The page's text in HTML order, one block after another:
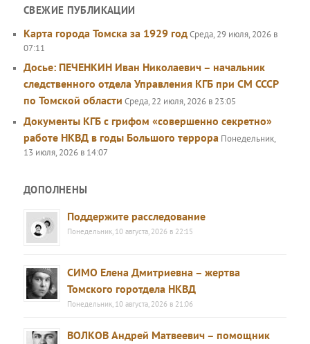
СВЕЖИЕ ПУБЛИКАЦИИ
Карта города Томска за 1929 годСреда, 29 июля, 2026 в
07:11
Досье: ПЕЧЕНКИН Иван Николаевич – начальник
следственного отдела Управления КГБ при СМ СССР
по Томской области Среда, 22 июля, 2026 в 23:05
Документы КГБ с грифом «совершенно секретно»
работе НКВД в годы Большого террора Понедельник,
13 июля, 2026 в 14:07
ДОПОЛНЕНЫ
Поддержите расследование
Понедельник, 10 августа, 2026 в 22:15
СИМО Елена Дмитриевна – жертва
Томского горотдела НКВД
Понедельник, 10 августа, 2026 в 21:06
ВОЛКОВ Андрей Матвеевич – помощник